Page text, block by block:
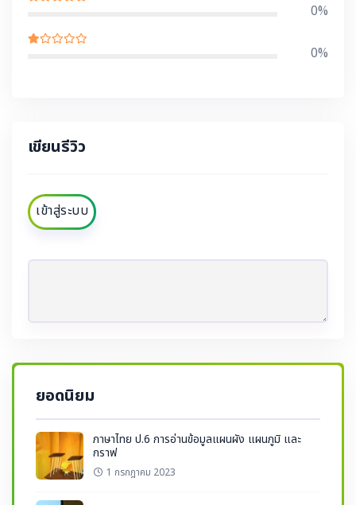
0%
0%
เขียนรีวิว
เข้าสู่ระบบ
ยอดนิยม
ภาษาไทย ป.6 การอ่านข้อมูลแผนผัง แผนภูมิ และ
กราฟ
1 กรกฎาคม 2023